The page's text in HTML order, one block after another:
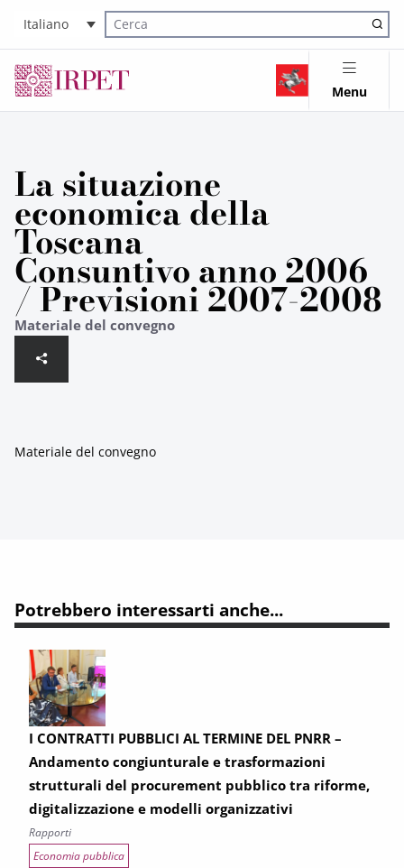
Italiano
Cerca nel sito
Menu
La situazione
economica della
Toscana
Consuntivo anno 2006
/ Previsioni 2007-2008
Materiale del convegno
Materiale del convegno
Potrebbero interessarti anche...
I CONTRATTI PUBBLICI AL TERMINE DEL PNRR –
Andamento congiunturale e trasformazioni
strutturali del procurement pubblico tra riforme,
digitalizzazione e modelli organizzativi
Rapporti
Economia pubblica